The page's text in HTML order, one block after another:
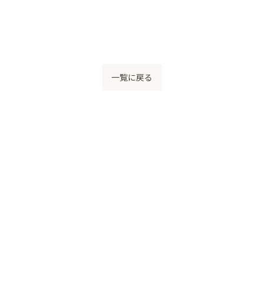
一覧に戻る